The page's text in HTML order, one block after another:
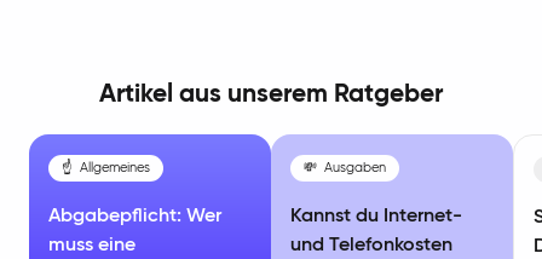
Artikel aus unserem Ratgeber
☝️ Allgemeines
Abgabepflicht: Wer
muss eine
💸 Ausgaben
Kannst du Internet-
und Telefonkosten